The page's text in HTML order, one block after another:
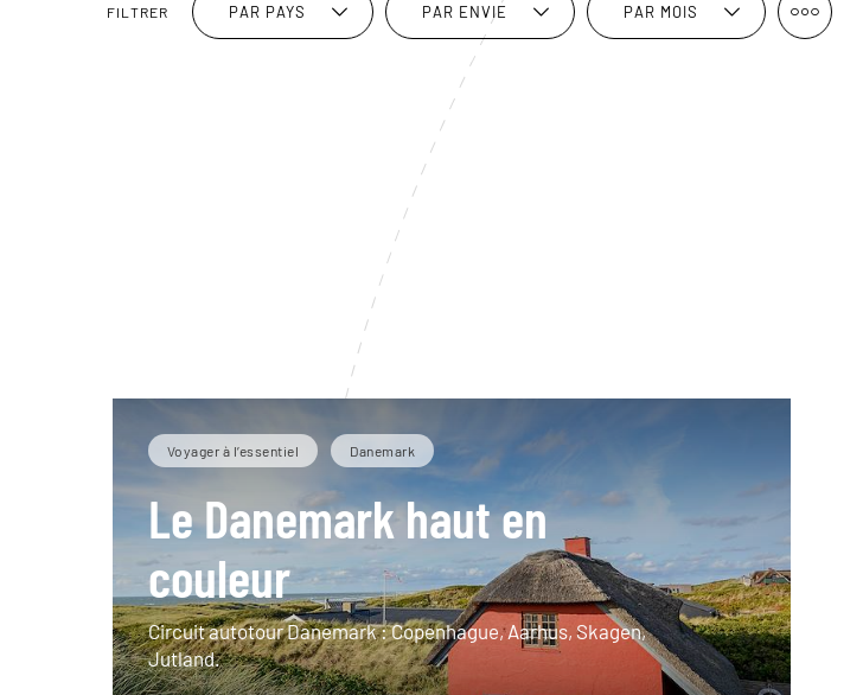
FILTRER PAR PAYS PAR ENVIE PAR MOIS
Voyager à l’essentiel Danemark
Le Danemark haut en
couleur
Circuit autotour Danemark : Copenhague, Aarhus, Skagen,
Jutland.